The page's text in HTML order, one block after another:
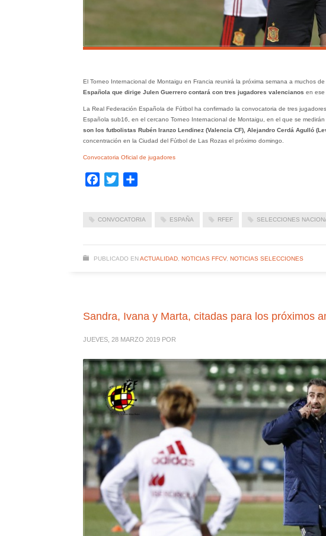
El Torneo Internacional de Montaigu en Francia reunirá la próxima semana a muchos
Española que dirige Julen Guerrero contará con tres jugadores valencianos en ese
La Real Federación Española de Fútbol ha confirmado la convocatoria de tres
Española sub16, en el cercano Torneo Internacional de Montaigu, en el que se
son los futbolistas Rubén Iranzo Lendinez (Valencia CF), Alejandro Cerdá Agulló
concentración en la Ciudad del Fútbol de Las Rozas el próximo domingo.
Convocatoria Oficial de jugadores
Facebook
Twitter
CONVOCATORIA ESPAÑA RFEF SELECCIONES
PUBLICADO EN ACTUALIDAD, NOTICIAS FFCV, NOTICIAS SELECCIONES
Sandra, Ivana y Marta, citadas para los próximos
JUEVES, 28 MARZO 2019 POR